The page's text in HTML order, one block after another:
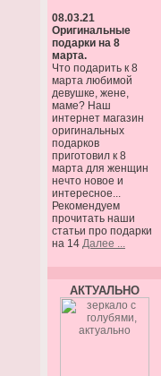
08.03.21
Оригинальные
подарки на 8
марта.
Что подарить к 8
марта любимой
девушке, жене,
маме? Наш
интернет магазин
оригинальных
подарков
приготовил к 8
марта для женщин
нечто новое и
интересное...
Рекомендуем
прочитать наши
статьи про подарки
на 14 Далее ...
АКТУАЛЬНО